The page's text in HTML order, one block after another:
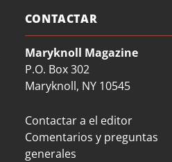
CONTACTAR
Maryknoll Magazine
P.O. Box 302
Maryknoll, NY 10545
Contactar a el editor
Comentarios y preguntas
generales